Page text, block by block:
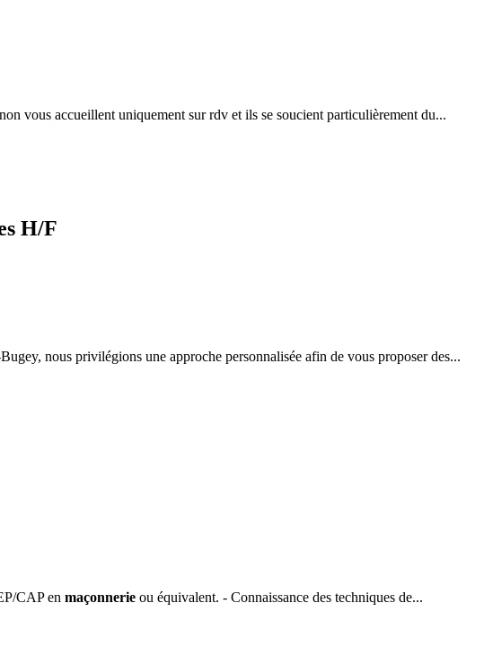
vous accueillent uniquement sur rdv et ils se soucient particulièrement du...
H/F
nous privilégions une approche personnalisée afin de vous proposer des...
CAP en maçonnerie ou équivalent. - Connaissance des techniques de...